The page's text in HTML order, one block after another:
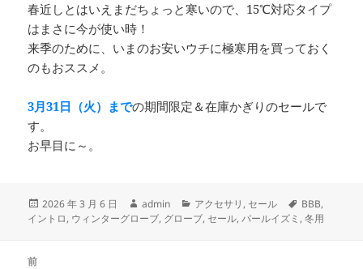
春近しとはいえまだちょっと寒いので、15℃対応タイプ
はまさに今が使い時！
来季のために、いまのお安いウチに極寒用を買っておく
のもおススメ。
3月31日（火）までの期間限定＆在庫かぎりのセールで
す。
お早目に～。
投
稿
2026 年 3 月 6 日
作
成
admin
カ
テ
アクセサリ , セール
タ
グ
BBB,
イントロ, ウィンターグローブ, グローブ, セール,パールイズミ ,冬用
前